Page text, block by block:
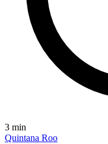
3 min
Quintana Roo